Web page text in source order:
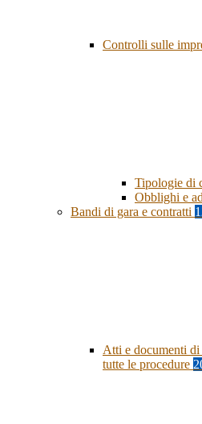
Controlli sulle
Tipologie di
Obblighi e
Bandi di gara e contratti
Atti e documenti di
tutte le procedure